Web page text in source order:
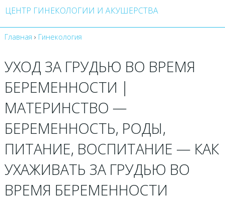
ЦЕНТР ГИНЕКОЛОГИИ И АКУШЕРСТВА
Главная › Гинекология
УХОД ЗА ГРУДЬЮ ВО ВРЕМЯ
БЕРЕМЕННОСТИ |
МАТЕРИНСТВО —
БЕРЕМЕННОСТЬ, РОДЫ,
ПИТАНИЕ, ВОСПИТАНИЕ — КАК
УХАЖИВАТЬ ЗА ГРУДЬЮ ВО
ВРЕМЯ БЕРЕМЕННОСТИ